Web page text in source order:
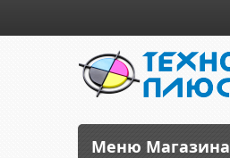
Меню Магазина